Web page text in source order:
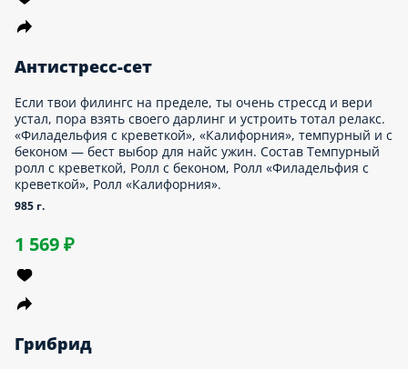
1300 г.
1 709 ₽
Роллс Роллсон
Нужны ну просто железные нервы и стальной желудок, чтобы
съесть столько сытных, сочных и нереально вкусных роллов.
Какая машина встретится лицом к лицу с легендарным сетом
«Роллс Роллсон» и бросит вызов самому брутальному набору
из шести разных вкусов? Может, ты тот самый? Состав Ролл
«Горячий краб», Запеченный ролл с тигровой креветкой,
Запеченный ролл «Цезарь», Ролл «Филадельфия с креветкой»,
2 399 ₽